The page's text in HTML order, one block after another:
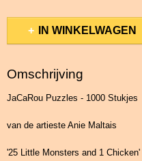
IN WINKELWAGEN
Omschrijving
JaCaRou Puzzles - 1000 Stukjes
van de artieste Anie Maltais
'25 Little Monsters and 1 Chicken'